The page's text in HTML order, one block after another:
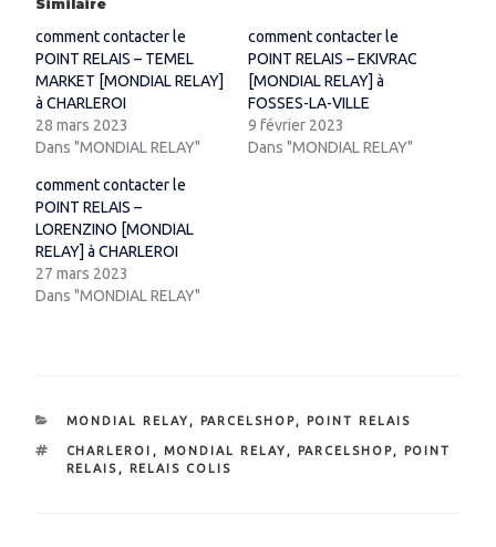
Similaire
comment contacter le
POINT RELAIS – TEMEL
MARKET [MONDIAL RELAY]
à CHARLEROI
28 mars 2023
Dans "MONDIAL RELAY"
comment contacter le
POINT RELAIS – EKIVRAC
[MONDIAL RELAY] à
FOSSES-LA-VILLE
9 février 2023
Dans "MONDIAL RELAY"
comment contacter le
POINT RELAIS –
LORENZINO [MONDIAL
RELAY] à CHARLEROI
27 mars 2023
Dans "MONDIAL RELAY"
CATÉGORIES
MONDIAL RELAY, PARCELSHOP, POINT RELAIS
ÉTIQUETTES
CHARLEROI , MONDIAL RELAY, PARCELSHOP,
POINT
RELAIS, RELAIS COLIS